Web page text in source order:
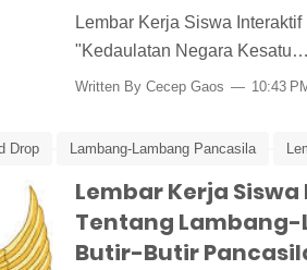
Lembar Kerja Siswa
"Kedaulatan Negara Kesatu…
Written By Cecep Gaos 10:43
Drop Lambang-Lambang Pancasila
Kerja Siswa Interaktif Media Pembelajaran
Lembar Kerja
Tentang
Butir-Butir